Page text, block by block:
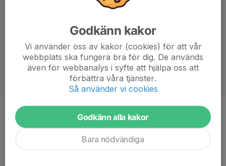
Position
Forward
Godkänn kakor
Vi använder oss av kakor (cookies) för att vår
webbplats ska fungera bra för dig. De används
även för webbanalys i syfte att hjälpa oss att
förbättra våra tjänster.
Så använder vi cookies
Godkänn alla kakor
Bara nödvändiga